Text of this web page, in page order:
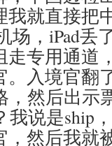
就直接把
场，iPad丢
走专用通道
。入境官翻
，然后出
我说是ship
，然后我就